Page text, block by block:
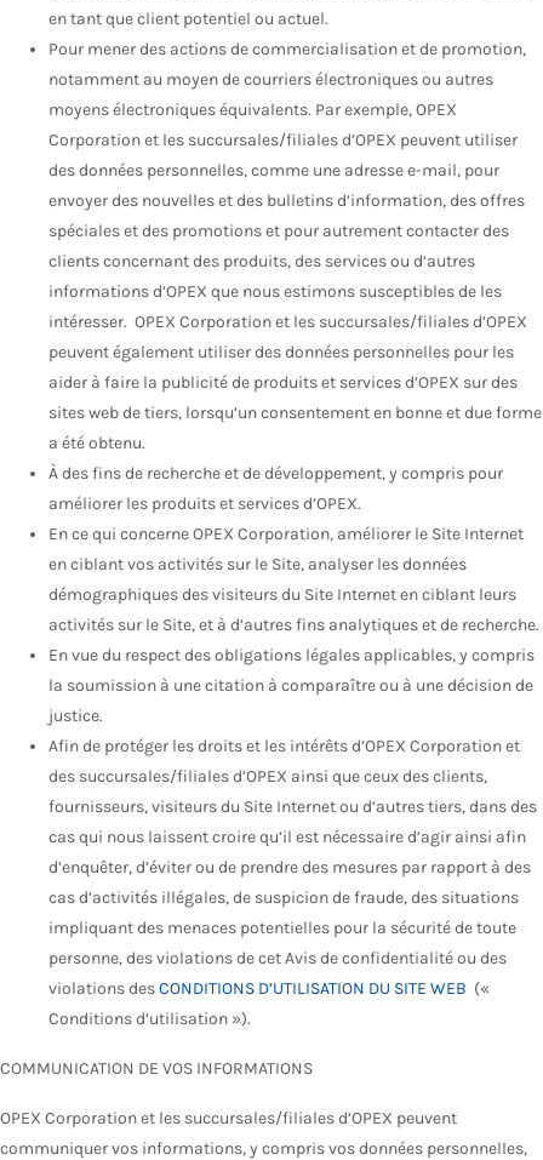
en tant que client potentiel ou actuel.
Pour mener des actions de commercialisation et de promotion,
notamment au moyen de courriers électroniques ou autres
moyens électroniques équivalents. Par exemple, OPEX
Corporation et les succursales/filiales d’OPEX peuvent utiliser
des données personnelles, comme une adresse e-mail, pour
envoyer des nouvelles et des bulletins d’information, des offres
spéciales et des promotions et pour autrement contacter des
clients concernant des produits, des services ou d’autres
informations d’OPEX que nous estimons susceptibles de les
intéresser. OPEX Corporation et les succursales/filiales d’OPEX
peuvent également utiliser des données personnelles pour les
aider à faire la publicité de produits et services d’OPEX sur des
sites web de tiers, lorsqu’un consentement en bonne et due forme
a été obtenu.
À des fins de recherche et de développement, y compris pour
améliorer les produits et services d’OPEX.
En ce qui concerne OPEX Corporation, améliorer le Site Internet
en ciblant vos activités sur le Site, analyser les données
démographiques des visiteurs du Site Internet en ciblant leurs
activités sur le Site, et à d’autres fins analytiques et de recherche.
En vue du respect des obligations légales applicables, y compris
la soumission à une citation à comparaître ou à une décision de
justice.
Afin de protéger les droits et les intérêts d’OPEX Corporation et
des succursales/filiales d’OPEX ainsi que ceux des clients,
fournisseurs, visiteurs du Site Internet ou d’autres tiers, dans des
cas qui nous laissent croire qu’il est nécessaire d’agir ainsi afin
d’enquêter, d’éviter ou de prendre des mesures par rapport à des
cas d’activités illégales, de suspicion de fraude, des situations
impliquant des menaces potentielles pour la sécurité de toute
personne, des violations de cet Avis de confidentialité ou des
violations desCONDITIONS D’UTILISATION DU SITE WEB («
Conditions d’utilisation »).
COMMUNICATION DE VOS INFORMATIONS
OPEX Corporation et les succursales/filiales d’OPEX peuvent
communiquer vos informations, y compris vos données personnelles,